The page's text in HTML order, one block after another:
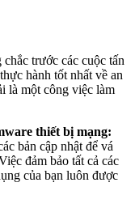
trước các cuộc tấn
hành tốt nhất về an
là một công việc làm
thiết bị mạng:
bản cập nhật để vá
đảm bảo tất cả các
của bạn luôn được